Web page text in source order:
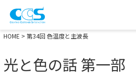
画像処理用の製品検索
HOME > 第34回 色温度と主波長
光と色の話 第一部